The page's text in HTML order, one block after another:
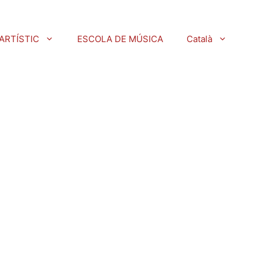
ESCOLA DE MÚSICA Català